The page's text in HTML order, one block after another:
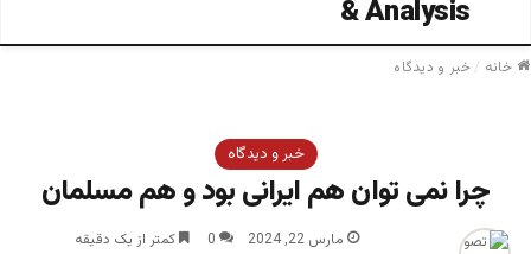
خانه /خبر و دیدگاه
خبر و دیدگاه
چرا نمی توان هم ایرانی بود و هم مسلمان
مارس 22, 2024 0 کمتر از یک دقیقه